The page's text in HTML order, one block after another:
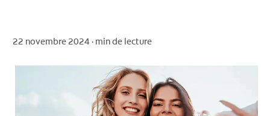
22 novembre 2024 · min de lecture